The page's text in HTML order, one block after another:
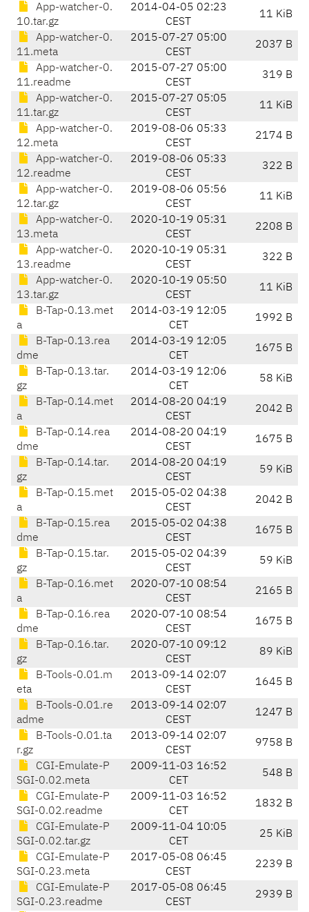
App-watcher-0.
10.tar.gz
2014-04-05 02:23
CEST
11 KiB
App-watcher-0.
11.meta
2015-07-27 05:00
CEST
2037 B
App-watcher-0.
11.readme
2015-07-27 05:00
CEST
319 B
App-watcher-0.
11.tar.gz
2015-07-27 05:05
CEST
11 KiB
App-watcher-0.
12.meta
2019-08-06 05:33
CEST
2174 B
App-watcher-0.
12.readme
2019-08-06 05:33
CEST
322 B
App-watcher-0.
12.tar.gz
2019-08-06 05:56
CEST
11 KiB
App-watcher-0.
13.meta
2020-10-19 05:31
CEST
2208 B
App-watcher-0.
13.readme
2020-10-19 05:31
CEST
322 B
App-watcher-0.
13.tar.gz
2020-10-19 05:50
CEST
11 KiB
B-Tap-0.13.met
a
2014-03-19 12:05
CET
1992 B
B-Tap-0.13.rea
dme
2014-03-19 12:05
CET
1675 B
B-Tap-0.13.tar.
gz
2014-03-19 12:06
CET
58 KiB
B-Tap-0.14.met
a
2014-08-20 04:19
CEST
2042 B
B-Tap-0.14.rea
dme
2014-08-20 04:19
CEST
1675 B
B-Tap-0.14.tar.
gz
2014-08-20 04:19
CEST
59 KiB
B-Tap-0.15.met
a
2015-05-02 04:38
CEST
2042 B
B-Tap-0.15.rea
dme
2015-05-02 04:38
CEST
1675 B
B-Tap-0.15.tar.
gz
2015-05-02 04:39
CEST
59 KiB
B-Tap-0.16.met
a
2020-07-10 08:54
CEST
2165 B
B-Tap-0.16.rea
dme
2020-07-10 08:54
CEST
1675 B
B-Tap-0.16.tar.
gz
2020-07-10 09:12
CEST
89 KiB
B-Tools-0.01.m
eta
2013-09-14 02:07
CEST
1645 B
B-Tools-0.01.re
adme
2013-09-14 02:07
CEST
1247 B
B-Tools-0.01.ta
r.gz
2013-09-14 02:07
CEST
9758 B
CGI-Emulate-P
SGI-0.02.meta
2009-11-03 16:52
CET
548 B
CGI-Emulate-P
SGI-0.02.readme
2009-11-03 16:52
CET
1832 B
CGI-Emulate-P
SGI-0.02.tar.gz
2009-11-04 10:05
CET
25 KiB
CGI-Emulate-P
SGI-0.23.meta
2017-05-08 06:45
CEST
2239 B
CGI-Emulate-P
SGI-0.23.readme
2017-05-08 06:45
CEST
2939 B